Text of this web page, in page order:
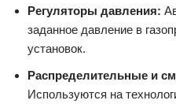
Регуляторы давления:
заданное давление в
установок.
Распределительные и
Используются на